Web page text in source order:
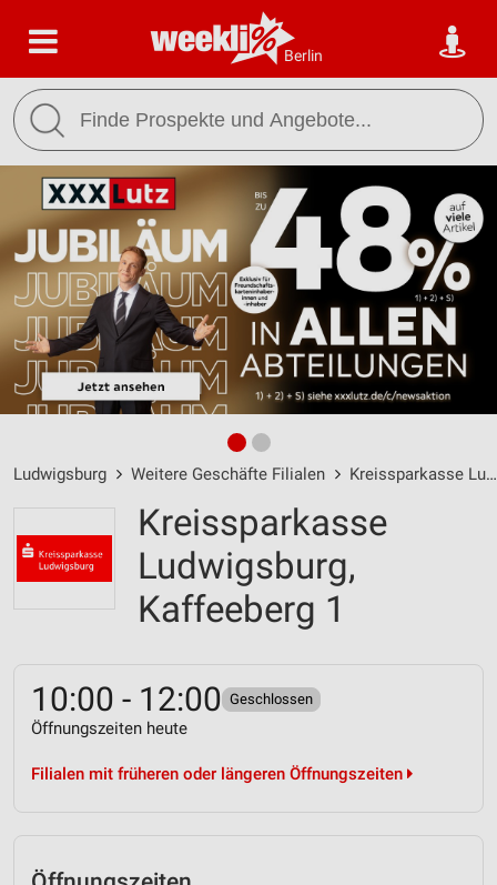
Berlin
Ludwigsburg Weitere Geschäfte Filialen Kreissparkasse Ludwigsburg Filialen
Kreissparkasse
Ludwigsburg,
Kaffeeberg 1
10:00 - 12:00 Geschlossen
Öffnungszeiten heute
Filialen mit früheren oder längeren Öffnungszeiten